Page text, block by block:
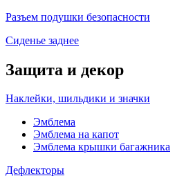
Разъем подушки безопасности
Сиденье заднее
Защита и декор
Наклейки, шильдики и значки
Эмблема
Эмблема на капот
Эмблема крышки багажника
Дефлекторы